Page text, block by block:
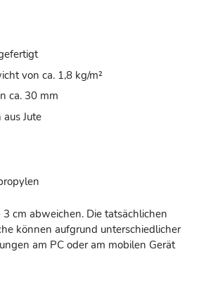
von ca. 1,8 kg/m²
ca. 30 mm
Jute
cm abweichen. Die tatsächlichen
können aufgrund unterschiedlicher
am PC oder am mobilen Gerät